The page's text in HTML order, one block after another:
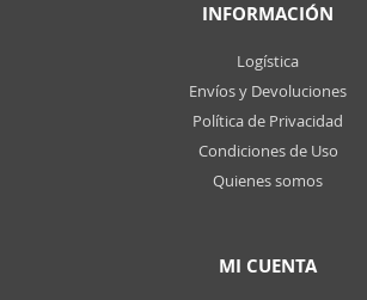
INFORMACIÓN
Logística
Envíos y Devoluciones
Política de Privacidad
Condiciones de Uso
Quienes somos
MI CUENTA